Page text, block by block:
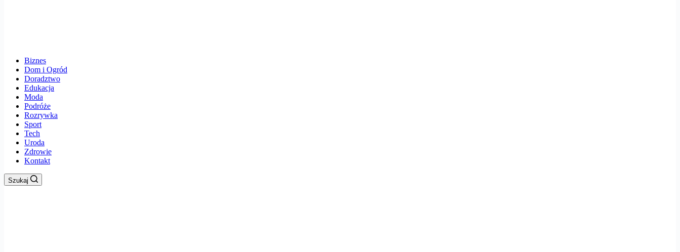
Biznes
Dom i Ogród
Doradztwo
Edukacja
Moda
Podróże
Rozrywka
Sport
Tech
Uroda
Zdrowie
Kontakt
Szukaj